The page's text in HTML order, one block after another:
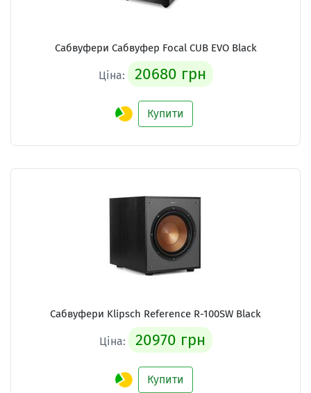
Сабвуфери Сабвуфер Focal CUB EVO Black
Ціна: 20680 грн
Купити
Сабвуфери Klipsch Reference R-100SW Black
Ціна: 20970 грн
Купити